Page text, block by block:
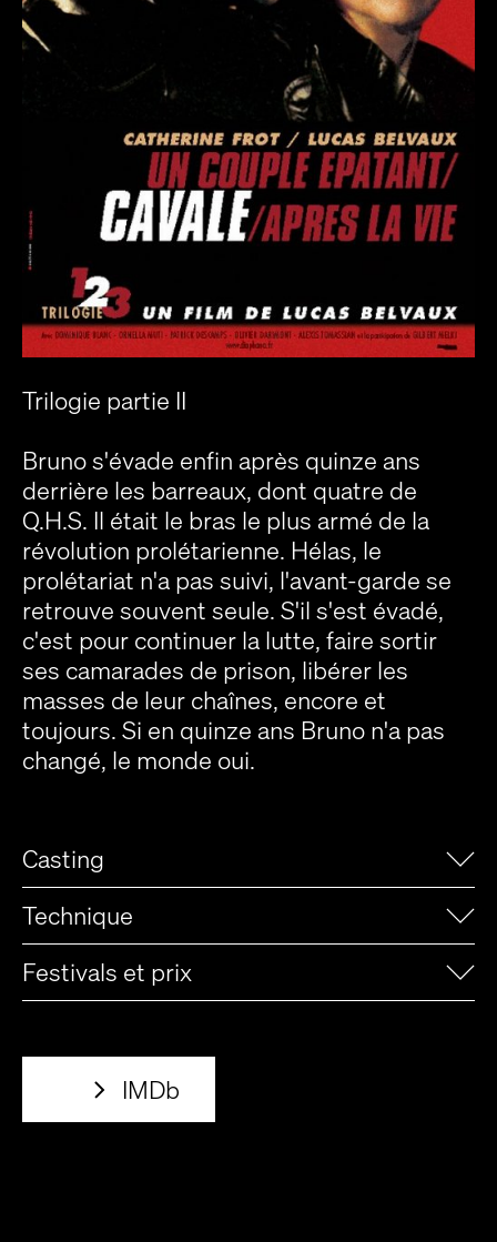
Trilogie partie II
Bruno s'évade enfin après quinze ans
derrière les barreaux, dont quatre de
Q.H.S. Il était le bras le plus armé de la
révolution prolétarienne. Hélas, le
prolétariat n'a pas suivi, l'avant-garde se
retrouve souvent seule. S'il s'est évadé,
c'est pour continuer la lutte, faire sortir
ses camarades de prison, libérer les
masses de leur chaînes, encore et
toujours. Si en quinze ans Bruno n'a pas
changé, le monde oui.
Casting
Technique
Festivals et prix
IMDb